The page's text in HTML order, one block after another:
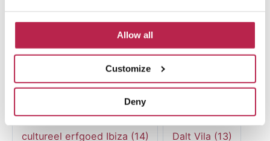
Allow all
Customize
Deny
(13) Cala Benirras
Cala d'Hort(11) Cala Salada(7)
Cala Vadella(5) Can Caus(5)
Culinaire Ervaringen
cultureel erfgoed Ibiza (14) Dalt Vila (13)